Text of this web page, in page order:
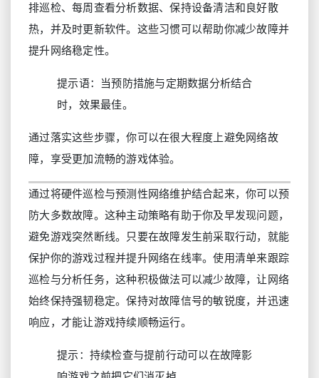
排巡检、每周查看分析数据、保持设备清洁和良好散
热，并及时更新软件。这些习惯可以帮助你减少故障并
提升网络稳定性。
提示语：当预防措施与定期数据分析结合
时，效果最佳。
通过落实这些步骤，你可以在很大程度上避免网络故
障，享受更加流畅的游戏体验。
通过将硬件巡检与预测性网络维护结合起来，你可以预
防大多数故障。这种主动策略有助于你及早发现问题，
避免游戏突然断线。只要在故障发生前采取行动，就能
保护你的游戏过程并提升网络在线率。使用清单来跟踪
巡检与分析任务，这种积极做法可以减少故障，让网络
始终保持强韧稳定。保持对故障信号的敏锐度，并迅速
响应，才能让游戏持续顺畅运行。
提示：持续检查与提前行动可以在故障影